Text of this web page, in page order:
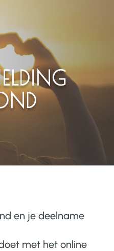
en je deelname
met het online